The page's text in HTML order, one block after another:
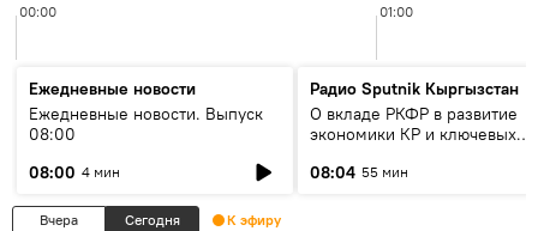
00:00 01:00
Ежедневные новости
Ежедневные новости. Выпуск
08:00
08:00 4 мин
Радио Sputnik Кыргызстан
О вкладе РКФР в развитие
экономики КР и ключевых
08:04 55 мин
Вчера Сегодня К эфиру